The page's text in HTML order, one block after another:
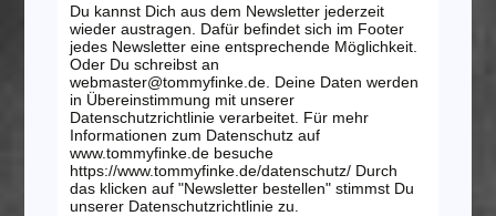
Du kannst Dich aus dem Newsletter jederzeit
wieder austragen. Dafür befindet sich im Footer
jedes Newsletter eine entsprechende Möglichkeit.
Oder Du schreibst an
webmaster@tommyfinke.de. Deine Daten werden
in Übereinstimmung mit unserer
Datenschutzrichtlinie verarbeitet. Für mehr
Informationen zum Datenschutz auf
www.tommyfinke.de besuche
https://www.tommyfinke.de/datenschutz/ Durch
das klicken auf "Newsletter bestellen" stimmst Du
unserer Datenschutzrichtlinie zu.